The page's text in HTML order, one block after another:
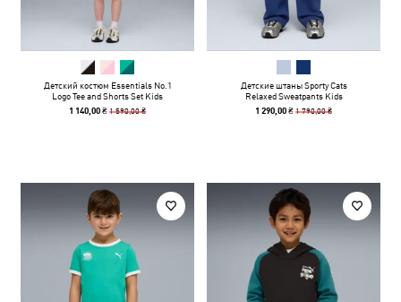
Детский костюм Essentials No.1
Logo Tee and Shorts Set Kids
1 140,00 ₴1 590,00 ₴
Детские штаны Sporty Cats
Relaxed Sweatpants Kids
1 290,00 ₴1 790,00 ₴